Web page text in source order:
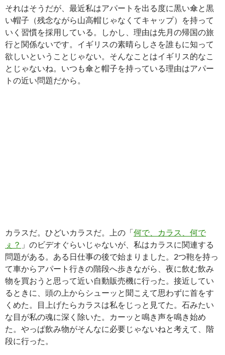
それはそうだが、最近私はアパートを出る度に黒い傘と黒
い帽子（残念ながら山高帽じゃなくてキャップ）を持って
いく習慣を採用している。しかし、理由は先月の帰国の旅
行と関係ないです。イギリスの素晴らしさを誰もに知って
欲しいということじゃない。そんなことはイギリス的なこ
とじゃないね。いつも傘と帽子を持っている理由はアパー
トの近い問題だから。
カラスだ。ひどいカラスだ。上の「何で、カラス、何で
ぇ？ 」のビデオぐらいじゃないが、私はカラスに関連する
問題がある。ある日仕事の後で始まりました。2つ鞄を持っ
て車からアパート行きの階段へ歩きながら、夜に飲む飲み
物を買おうと思って近い自動販売機に行った。接近してい
るときに、頭の上からシューッと聞こえて思わずに首をす
くめた。目上げたらカラスは私をじっと見てた。石みたい
な目が私の魂に深く除いた。カーッと鳴き声を鳴き始め
た。やっぱ飲み物がそんなに必要じゃないねと考えて、階
段に行った。